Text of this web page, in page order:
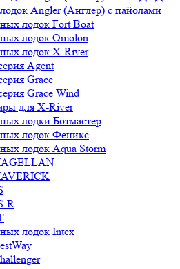
Angler (Англер) с пайолами
лодок Fort Boat
лодок Omolon
лодок X-River
Agent
Grace
Grace Wind
для X-River
лодки Ботмастер
лодок Феникc
лодок Aqua Storm
R
лодок Intex